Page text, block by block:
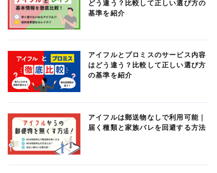
どう違う？比較して正しい選び方の
基準を紹介
アイフルとプロミスのサービス内容
はどう違う？比較して正しい選び方
の基準を紹介
アイフルは郵送物なしで利用可能｜
届く種類と家族バレを回避する方法